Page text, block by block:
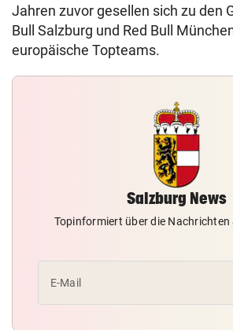
Jahren zuvor gesellen sich zu den
Bull Salzburg und Red Bull
europäische Topteams.
Salzburg News
Topinformiert über die Nachrichten
E-Mail